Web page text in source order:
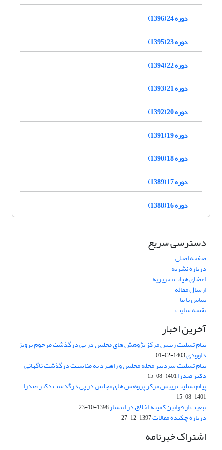
دوره 24 (1396)
دوره 23 (1395)
دوره 22 (1394)
دوره 21 (1393)
دوره 20 (1392)
دوره 19 (1391)
دوره 18 (1390)
دوره 17 (1389)
دوره 16 (1388)
دسترسی سریع
صفحه اصلی
درباره نشریه
اعضای هیات تحریریه
ارسال مقاله
تماس با ما
نقشه سایت
آخرین اخبار
پیام تسلیت رییس مرکز پژوهش های مجلس در پی درگذشت مرحوم پرویز
داوودی1403-02-01
پیام تسلیت سردبیر مجله مجلس و راهبرد به مناسبت درگذشت ناگهانی
دکتر صدرا1401-08-15
پیام تسلیت رییس مرکز پژوهش های مجلس در پی درگذشت دکتر صدرا
1401-08-15
تبعیت از قوانین کمیته اخلاق در انتشار1398-10-23
درباره چکیده مقالات1397-12-27
اشتراک خبرنامه